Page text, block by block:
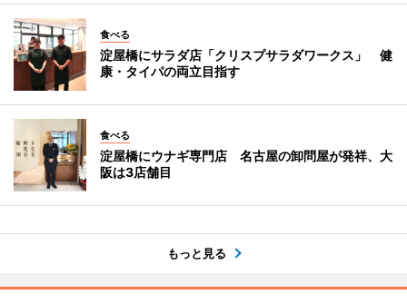
食べる
淀屋橋にサラダ店「クリスプサラダワークス」 健
康・タイパの両立目指す
食べる
淀屋橋にウナギ専門店 名古屋の卸問屋が発祥、大
阪は3店舗目
もっと見る